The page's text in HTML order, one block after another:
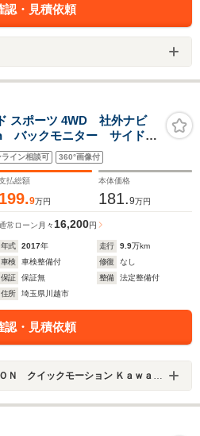
認・見積依頼
スポーツ 4WD 社外ナビ
バックモニター サイドモ
ル ドライブレコーダー
社外アルミ
イヤ フォグランプ
ライン相談可 360°画像付
払総額
199.9万円
本体価格
181.9万円
常ローン 月々 16,200円
年式 2017年 走行 9.9万km
車検
車検整備付 修復
なし
保証
保証無 整備
法定整備付
住所
埼玉県川越市
認・見積依頼
ーション Ｋａｗａｇｏｅ ～４ＷＤ・ＳＵＶ専門店～